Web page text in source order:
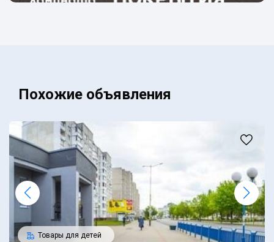
Похожие объявления
Товары для детей